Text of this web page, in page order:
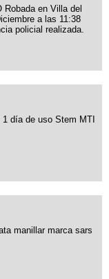
Robada en Villa del
a las 11:38
policial realizada.
día de uso Stem MTI
manillar marca sars